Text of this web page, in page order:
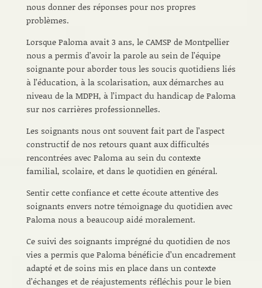
nous donner des réponses pour nos propres
problèmes.
Lorsque Paloma avait 3 ans, le CAMSP de Montpellier
nous a permis d’avoir la parole au sein de l’équipe
soignante pour aborder tous les soucis quotidiens liés
à l’éducation, à la scolarisation, aux démarches au
niveau de la MDPH, à l’impact du handicap de Paloma
sur nos carrières professionnelles.
Les soignants nous ont souvent fait part de l’aspect
constructif de nos retours quant aux difficultés
rencontrées avec Paloma au sein du contexte
familial, scolaire, et dans le quotidien en général.
Sentir cette confiance et cette écoute attentive des
soignants envers notre témoignage du quotidien avec
Paloma nous a beaucoup aidé moralement.
Ce suivi des soignants imprégné du quotidien de nos
vies a permis que Paloma bénéficie d’un encadrement
adapté et de soins mis en place dans un contexte
d’échanges et de réajustements réfléchis pour le bien